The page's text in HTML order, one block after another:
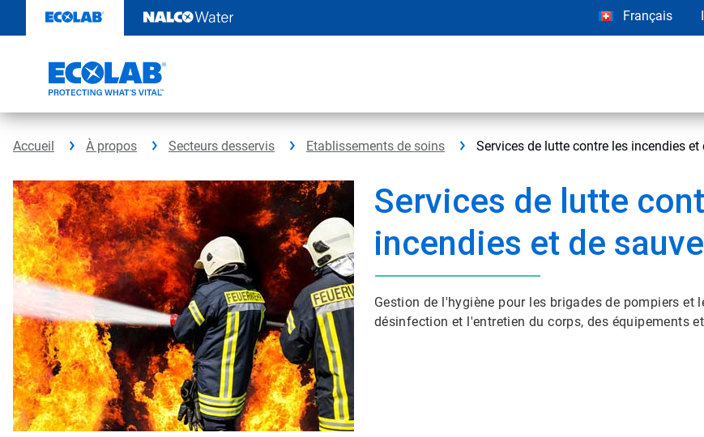
contenu
Français
Accueil À propos Secteurs desservis Etablissements de soins Services de lutte contre les incendies et
Services de lutte
incendies et de
Gestion de l'hygiène pour les brigades de pompiers
désinfection et l'entretien du corps, des équipements